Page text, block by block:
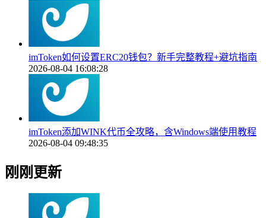
imToken如何设置ERC20钱包？新手完整教程+避坑指南
2026-08-04 16:08:28
imToken添加WINK代币全攻略，含Windows端使用教程
2026-08-04 09:48:35
刚刚更新